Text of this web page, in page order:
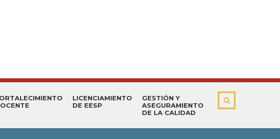
LICENCIAMIENTO
DE EESP
GESTIÓN Y
ASEGURAMIENTO
DE LA CALIDAD